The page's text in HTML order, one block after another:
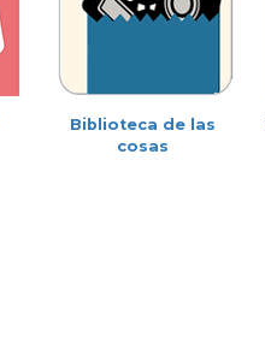
Biblioteca de las
cosas